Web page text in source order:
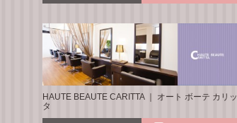
HAUTE BEAUTE CARITTA ｜ オート ボーテ カリッ
タ